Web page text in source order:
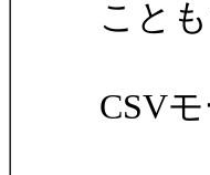
こと
CSV